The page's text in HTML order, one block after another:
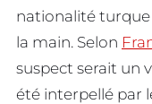
nationalité turque
la main. Selon
suspect serait un
été interpellé par